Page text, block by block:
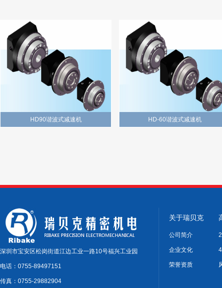
HD90谐波式减速机 HD-60谐波式减速机
深圳市宝安区松岗街道江边工业一路10号福兴工业园
电话：0755-89497151
传真：0755-29882904
关于瑞贝克
公司简介
企业文化
荣誉资质